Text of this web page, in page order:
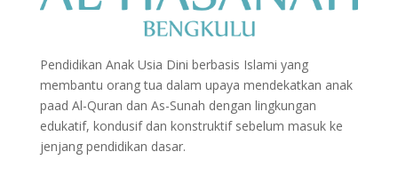
Pendidikan Anak Usia Dini berbasis Islami yang
membantu orang tua dalam upaya mendekatkan anak
paad Al-Quran dan As-Sunah dengan lingkungan
edukatif, kondusif dan konstruktif sebelum masuk ke
jenjang pendidikan dasar.